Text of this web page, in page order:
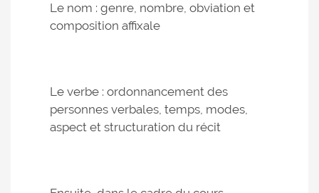
Le nom : genre, nombre, obviation et
composition affixale
Le verbe : ordonnancement des
personnes verbales, temps, modes,
aspect et structuration du récit